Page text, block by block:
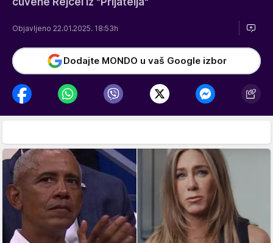
Objavljeno 22.01.2025. 18:53h
Dodajte MONDO u vaš Google izbor